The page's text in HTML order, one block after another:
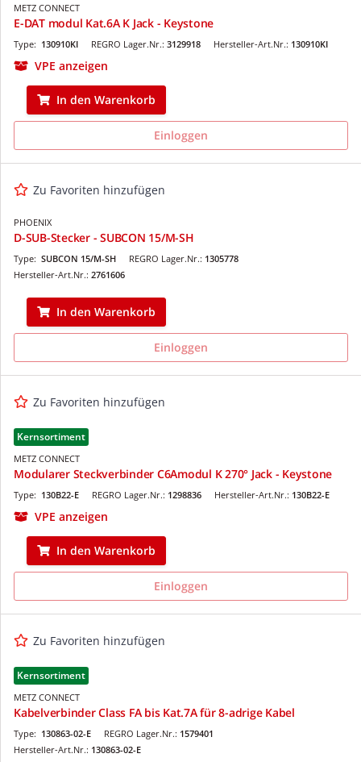
METZ CONNECT
E-DAT modul Kat.6A K Jack - Keystone
REGRO Lager.Nr.: 3129918
Type: 130910KI Hersteller-Art.Nr.: 130910KI
VPE anzeigen
In den Warenkorb
Einloggen
Zu Favoriten hinzufügen
PHOENIX
D-SUB-Stecker - SUBCON 15/M-SH
REGRO Lager.Nr.: 1305778
Type: SUBCON 15/M-SH
Hersteller-Art.Nr.: 2761606
In den Warenkorb
Einloggen
Zu Favoriten hinzufügen
Kernsortiment
METZ CONNECT
Modularer Steckverbinder C6Amodul K 270° Jack - Keystone
REGRO Lager.Nr.: 1298836
Type: 130B22-E Hersteller-Art.Nr.: 130B22-E
VPE anzeigen
In den Warenkorb
Einloggen
Zu Favoriten hinzufügen
Kernsortiment
METZ CONNECT
Kabelverbinder Class FA bis Kat.7A für 8-adrige Kabel
REGRO Lager.Nr.: 1579401
Type: 130863-02-E
Hersteller-Art.Nr.: 130863-02-E